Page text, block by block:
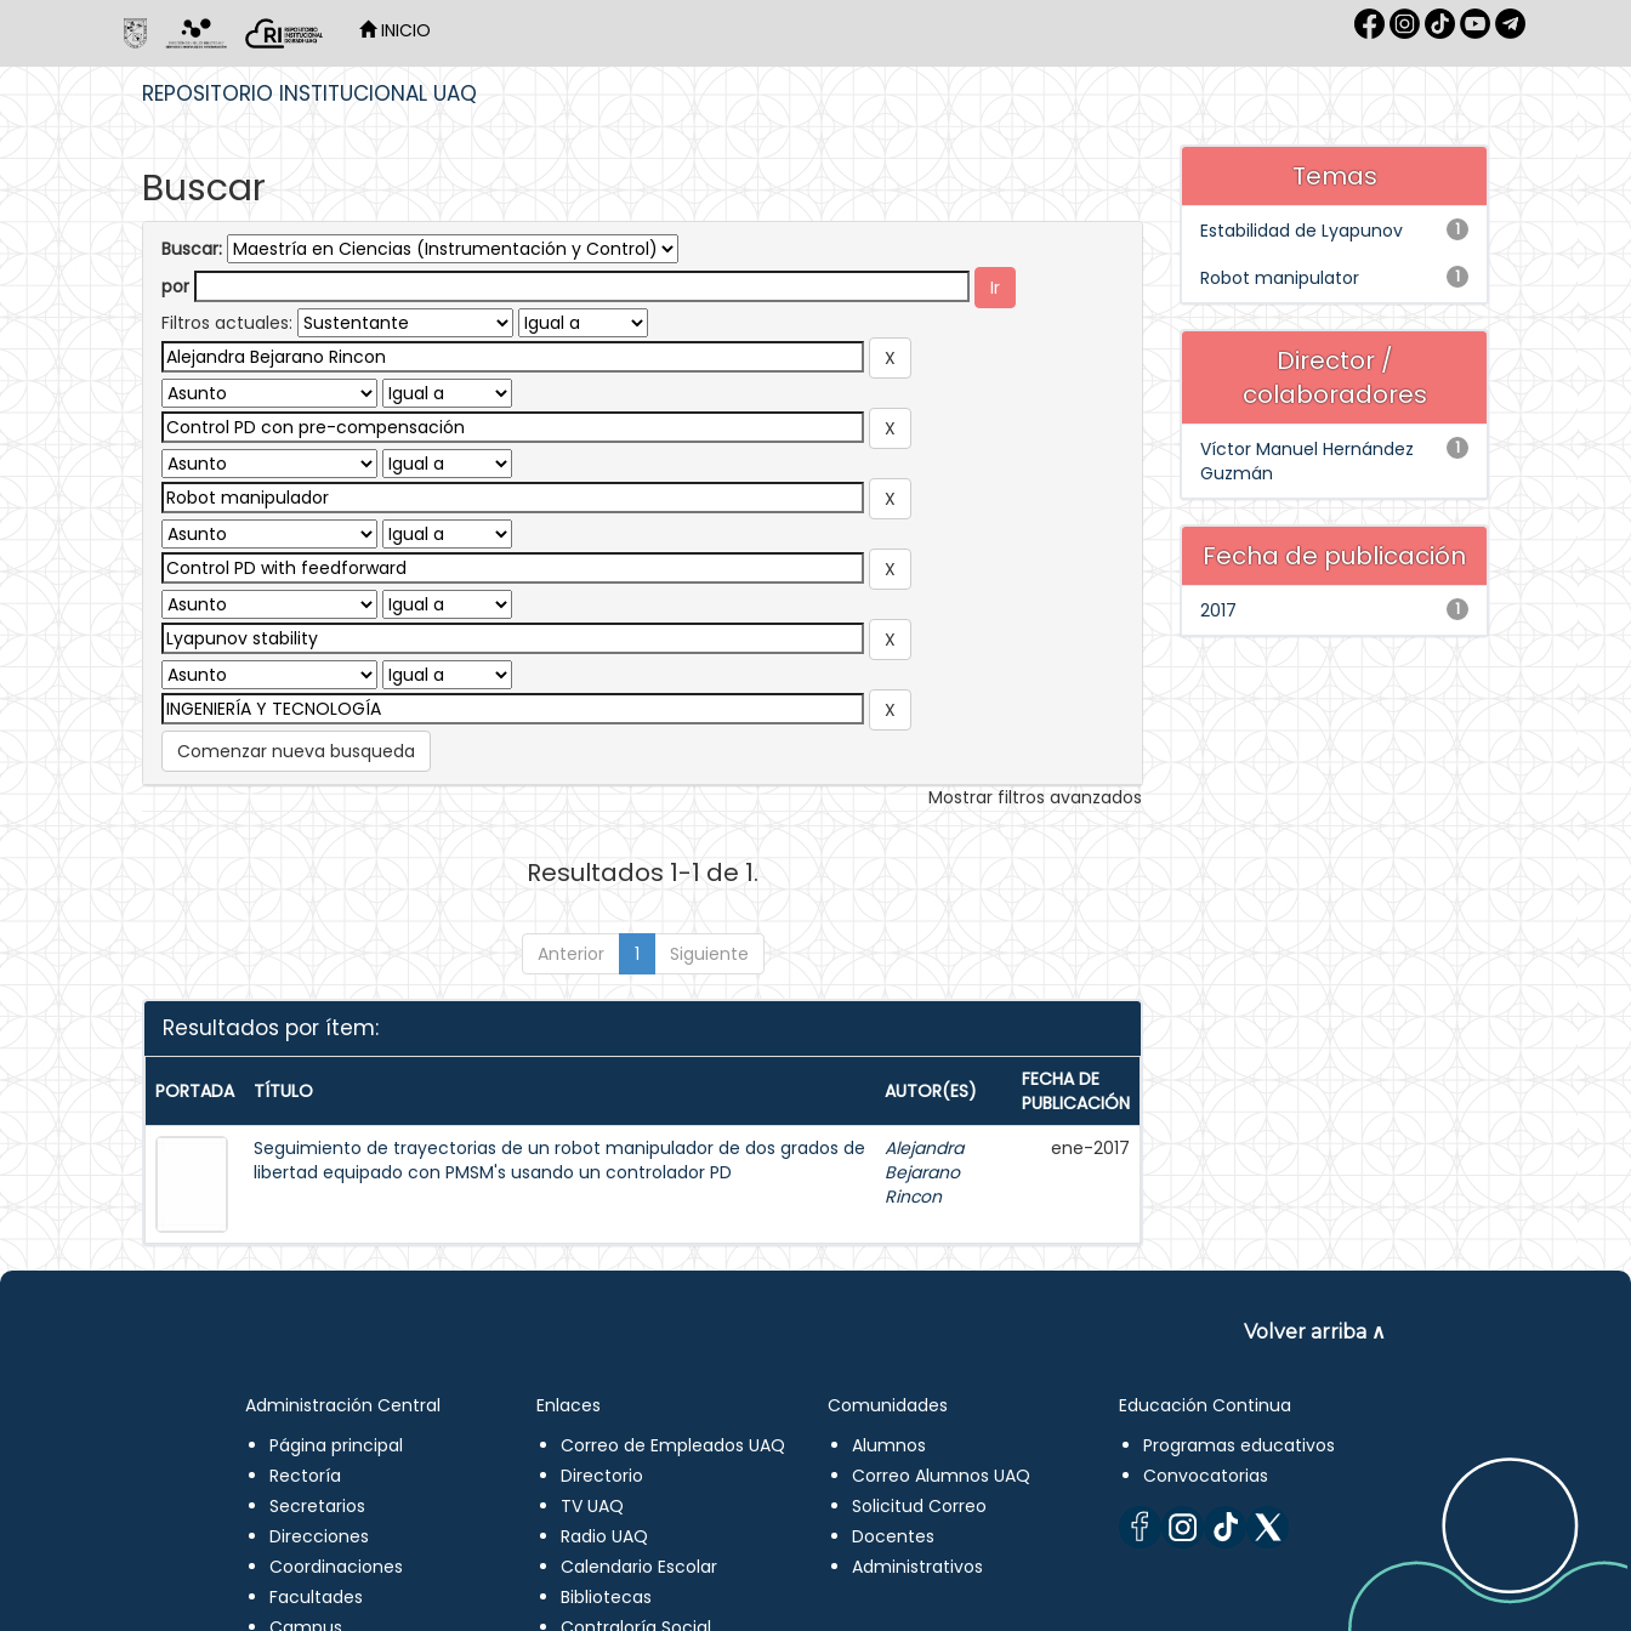
INICIO
REPOSITORIO INSTITUCIONAL UAQ
Buscar
Buscar:
por
Filtros actuales:
Comenzar nueva busqueda
Mostrar filtros avanzados
Resultados 1-1 de 1.
Anterior 1 Siguiente
Resultados por ítem:
PORTADA TÍTULO AUTOR(ES)
FECHA DE
PUBLICACIÓN
Seguimiento de trayectorias de un robot manipulador de dos grados de
libertad equipado con PMSM's usando un controlador PD
Alejandra
Bejarano
Rincon
ene-2017
Temas
1
Estabilidad de Lyapunov
1
Robot manipulator
Director /
colaboradores
1
Víctor Manuel Hernández
Guzmán
Fecha de publicación
1
2017
Volver arriba ∧
Administración Central
Página principal
Rectoría
Secretarios
Direcciones
Coordinaciones
Facultades
Enlaces
Correo de Empleados UAQ
Directorio
TV UAQ
Radio UAQ
Calendario Escolar
Bibliotecas
Comunidades
Alumnos
Correo Alumnos UAQ
Solicitud Correo
Docentes
Administrativos
Educación Continua
Programas educativos
Convocatorias